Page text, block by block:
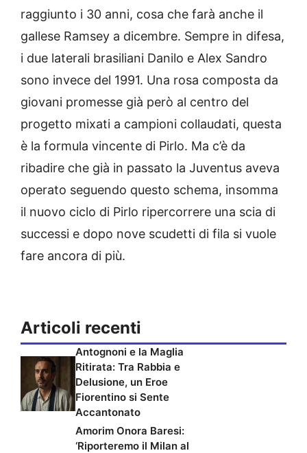
raggiunto i 30 anni, cosa che farà anche il
gallese Ramsey a dicembre. Sempre in difesa,
i due laterali brasiliani Danilo e Alex Sandro
sono invece del 1991. Una rosa composta da
giovani promesse già però al centro del
progetto mixati a campioni collaudati, questa
è la formula vincente di Pirlo. Ma c’è da
ribadire che già in passato la Juventus aveva
operato seguendo questo schema, insomma
il nuovo ciclo di Pirlo ripercorrere una scia di
successi e dopo nove scudetti di fila si vuole
fare ancora di più.
Articoli recenti
Antognoni e la Maglia
Ritirata: Tra Rabbia e
Delusione, un Eroe
Fiorentino si Sente
Accantonato
Amorim Onora Baresi:
‘Riporteremo il Milan al